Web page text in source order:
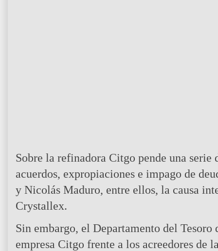
Sobre la refinadora Citgo pende una
acuerdos, expropiaciones e impago de
y Nicolás Maduro, entre ellos, la causa
Crystallex.
Sin embargo, el Departamento del
empresa Citgo frente a los acreedores de